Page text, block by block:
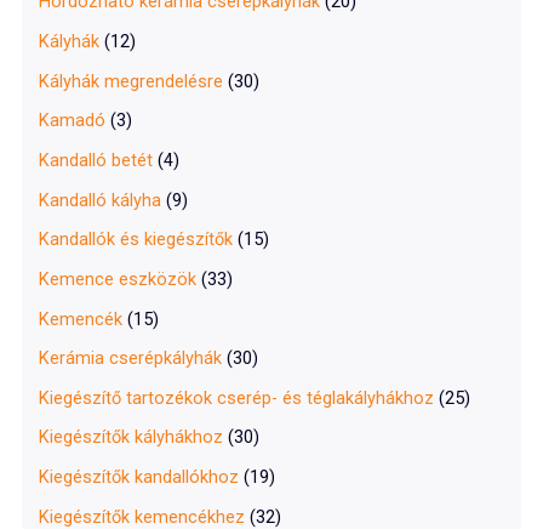
Kályhák (12)
Kályhák megrendelésre (30)
Kamadó (3)
Kandalló betét (4)
Kandalló kályha (9)
Kandallók és kiegészítők (15)
Kemence eszközök (33)
Kemencék (15)
Kerámia cserépkályhák (30)
Kiegészítő tartozékok cserép- és téglakályhákhoz (25)
Kiegészítők kályhákhoz (30)
Kiegészítők kandallókhoz (19)
Kiegészítők kemencékhez (32)